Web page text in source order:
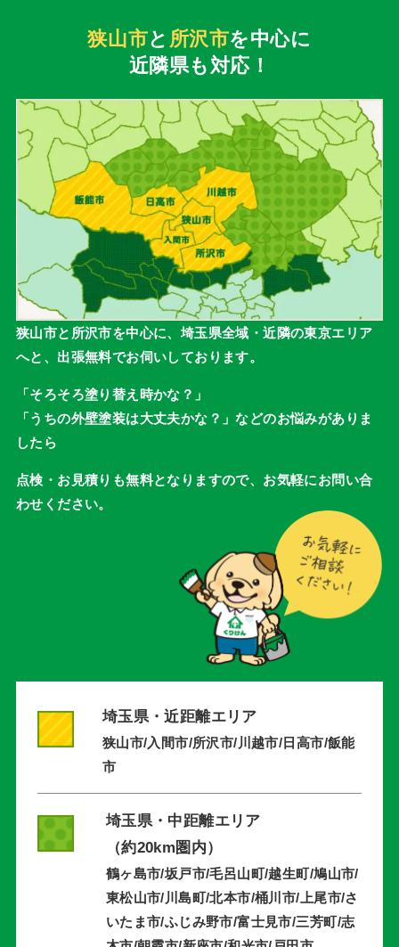
狭山市と 所沢市を中心に
近隣県も対応！
狭山市と所沢市を中心に、埼玉県全域・近隣の東京エリア
へと、出張無料でお伺いしております。
「そろそろ塗り替え時かな？」
「うちの外壁塗装は大丈夫かな？」などのお悩みがありま
したら
点検・お見積りも無料となりますので、お気軽にお問い合
わせください。
埼玉県・近距離エリア
狭山市/入間市/所沢市/川越市/日高市/飯能
市
埼玉県・中距離エリア
（約20km圏内）
鶴ヶ島市/坂戸市/毛呂山町/越生町/鳩山市/
東松山市/川島町/北本市/桶川市/上尾市/さ
いたま市/ふじみ野市/富士見市/三芳町/志